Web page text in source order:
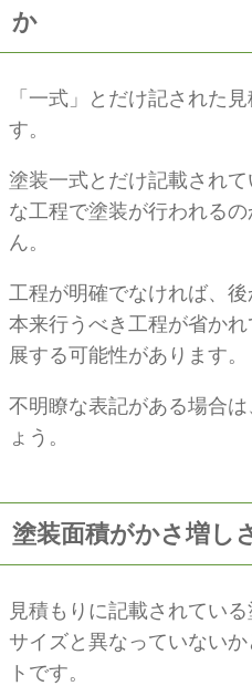
か
「一式」とだけ記された
す。
塗装一式とだけ記載され
な工程で塗装が行われる
ん。
工程が明確でなければ、後
本来行うべき工程が省か
展する可能性があります。
不明瞭な表記がある場合
ょう。
塗装面積がかさ増し
見積もりに記載されてい
サイズと異なっていない
トです。